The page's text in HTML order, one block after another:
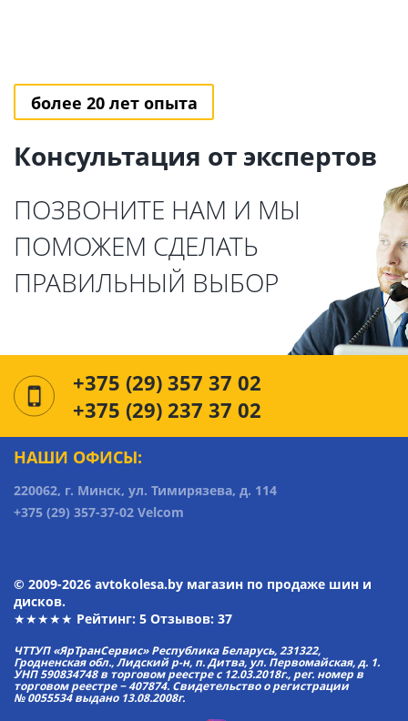
более 20 лет опыта
Консультация от экспертов
ПОЗВОНИТЕ НАМ И МЫ
ПОМОЖЕМ СДЕЛАТЬ
ПРАВИЛЬНЫЙ ВЫБОР
+375 (29) 357 37 02
+375 (29) 237 37 02
НАШИ ОФИСЫ:
220062, г. Минск, ул. Тимирязева, д. 114
+375 (29) 357-37-02 Velcom
© 2009-2026 avtokolesa.by магазин по продаже шин и
дисков.
★★★★★ Рейтинг: 5 Отзывов: 37
ЧТТУП «ЯрТранСервис» Республика Беларусь, 231322,
Гродненская обл., Лидский р-н, п. Дитва, ул. Первомайская, д. 1.
УНП 590834748 в торговом реестре с 12.03.2018г., рег. номер в
торговом реестре − 407874. Свидетельство о регистрации
№ 0055534 выдано 13.08.2008г.